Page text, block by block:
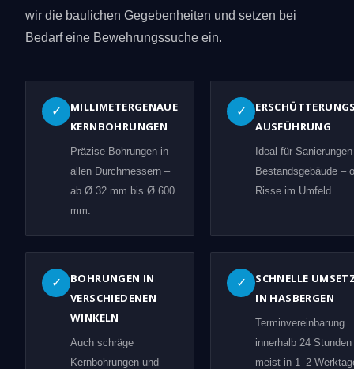
wir die baulichen Gegebenheiten und setzen bei
Bedarf eine Bewehrungssuche ein.
✓
MILLIMETERGENAUE
KERNBOHRUNGEN
Präzise Bohrungen in
allen Durchmessern –
ab Ø 32 mm bis Ø 600
mm.
✓
AUSFÜHRUNG
Ideal für
Bestandsgebäude –
Risse im Umfeld.
✓
BOHRUNGEN IN
VERSCHIEDENEN
WINKELN
Auch schräge
Kernbohrungen und
✓
SCHNELLE
IN HASBERGEN
Terminvereinbarung
innerhalb 24 Stunden
meist in 1–2